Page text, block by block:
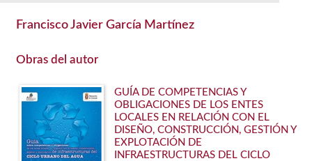
Francisco Javier García Martínez
Obras del autor
GUÍA DE COMPETENCIAS Y
OBLIGACIONES DE LOS ENTES
LOCALES EN RELACIÓN CON EL
DISEÑO, CONSTRUCCIÓN, GESTIÓN Y
EXPLOTACIÓN DE
INFRAESTRUCTURAS DEL CICLO